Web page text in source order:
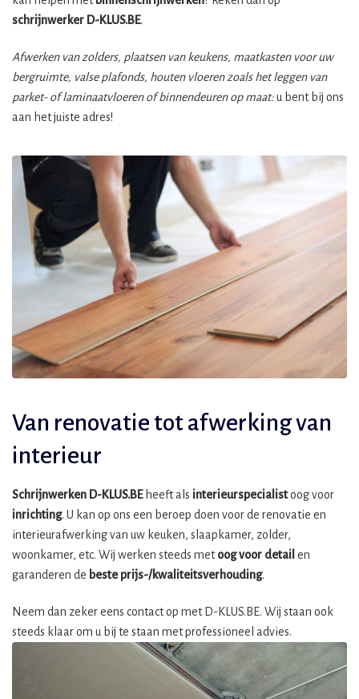
schrijnwerker D-KLUS.BE.
Afwerken van zolders, plaatsen van keukens, maatkasten voor uw
bergruimte, valse plafonds, houten vloeren zoals het leggen van
parket- of laminaatvloeren of binnendeuren op maat:u bent bij ons
aan het juiste adres!
Van renovatie tot afwerking van
interieur
Schrijnwerken D-KLUS.BEheeft als interieurspecialistoog voor
inrichting. U kan op ons een beroep doen voor de renovatie en
interieurafwerking van uw keuken, slaapkamer, zolder,
woonkamer, etc. Wij werken steeds metoog voor detail en
garanderen de beste prijs-/kwaliteitsverhouding.
Neem dan zeker eens contact op met D-KLUS.BE. Wij staan ook
steeds klaar om u bij te staan met professioneel advies.